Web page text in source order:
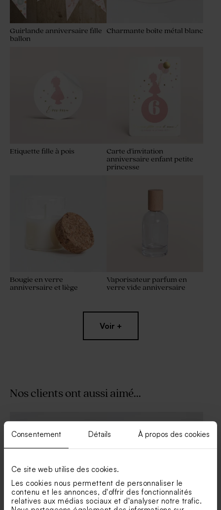
Consentement Détails À propos des cookies
Ce site web utilise des cookies.
Les cookies nous permettent de personnaliser le
contenu et les annonces, d'offrir des fonctionnalités
relatives aux médias sociaux et d'analyser notre trafic.
Guirlande anniversaire fille
ballon
Charmante boîte métal blanc
Etiquette fille à pois
Carte d'invitation
anniversaire enfant petite
princesse
Bougie en verre
anniversaire et liège
Vaporisateur parfum en
verre vide anniversaire
transparent rond fête
Voir +
Nos clients ont aussi aimé...